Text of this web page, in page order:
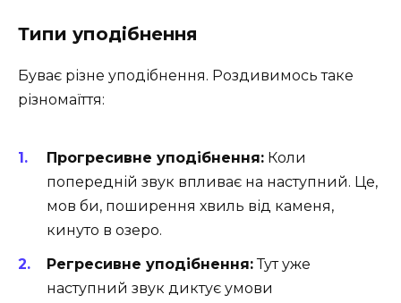
Типи уподібнення
Буває різне уподібнення. Роздивимось таке
різномаїття:
Прогресивне уподібнення: Коли
попередній звук впливає на наступний. Це,
мов би, поширення хвиль від каменя,
кинуто в озеро.
Регресивне уподібнення:Тут уже
наступний звук диктує умови